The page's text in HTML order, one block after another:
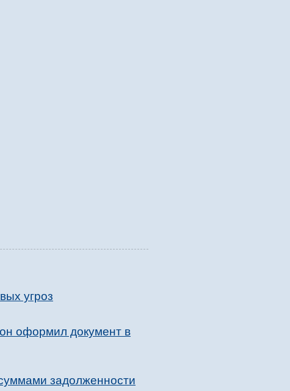
угроз
оформил документ в
задолженности